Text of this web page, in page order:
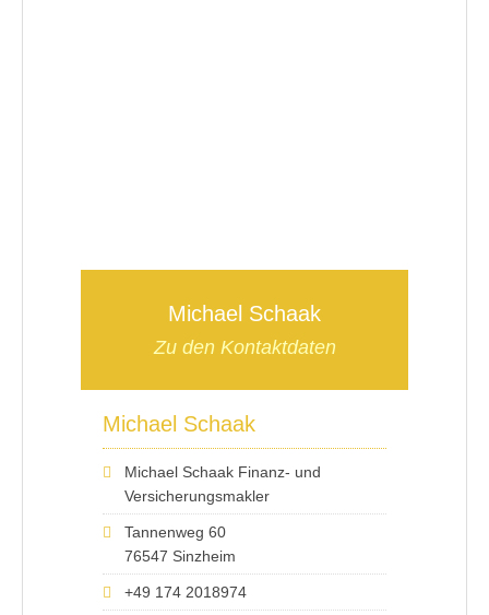
Michael Schaak
Zu den Kontaktdaten
Michael Schaak
Michael Schaak Finanz- und
Versicherungsmakler
Tannenweg 60
76547 Sinzheim
+49 174 2018974